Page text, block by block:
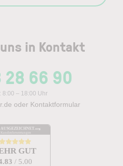
in Kontakt
28 66 90
8:00 – 18:00 Uhr
oder Kontaktformular
AUSGEZEICHNET .org
Kundenbewertungen
GUT
/ 5.00